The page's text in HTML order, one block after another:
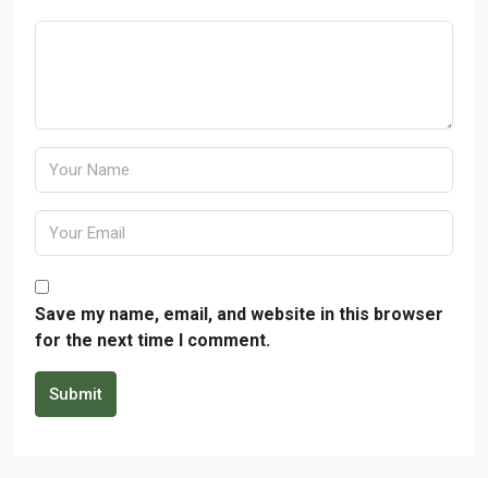
Save my name, email, and website in this browser
for the next time I comment.
Submit